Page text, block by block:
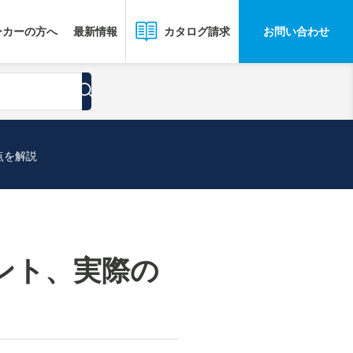
ーの方へ 最新情報 カタログ請求 お問い合わせ
解説
ト、実際の